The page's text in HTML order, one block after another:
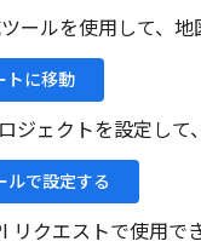
ールを使用して、地
トに移動
ジェクトを設定して
ルで設定する
リクエストで使用で